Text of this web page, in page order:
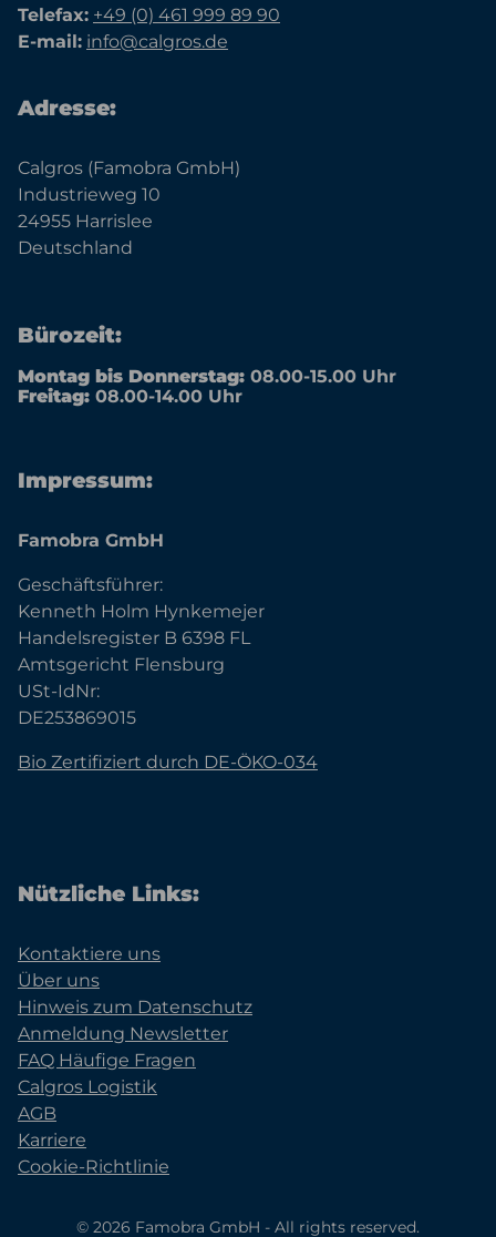
Telefax: +49 (0) 461 999 89 90
E-mail: info@calgros.de
Adresse:
Calgros (Famobra GmbH)
Industrieweg 10
24955 Harrislee
Deutschland
Bürozeit:
Montag bis Donnerstag: 08.00-15.00 Uhr
Freitag: 08.00-14.00 Uhr
Impressum:
Famobra GmbH
Geschäftsführer:
Kenneth Holm Hynkemejer
Handelsregister B 6398 FL
Amtsgericht Flensburg
USt-IdNr:
DE253869015
Bio Zertifiziert durch DE-ÖKO-034
Nützliche Links:
Kontaktiere uns
Über uns
Hinweis zum Datenschutz
Anmeldung Newsletter
FAQ Häufige Fragen
Calgros Logistik
AGB
Karriere
Cookie-Richtlinie
© 2026 Famobra GmbH - All rights reserved.